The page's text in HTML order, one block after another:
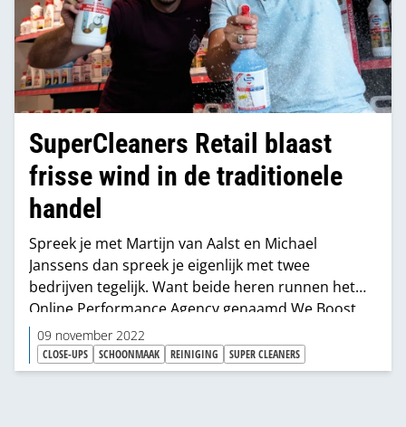
SuperCleaners Retail blaast
frisse wind in de traditionele
handel
Spreek je met Martijn van Aalst en Michael
Janssens dan spreek je eigenlijk met twee
bedrijven tegelijk. Want beide heren runnen het
Online Performance Agency genaamd We Boost
Brands én het reinigingsmiddelen-merk
SuperCleaners. Met SuperCleaners brengen ze
dhz-retail en de bouwgroothandel niet enkel een
09 november 2022
CLOSE-UPS SCHOONMAAK REINIGING SUPER CLEANERS